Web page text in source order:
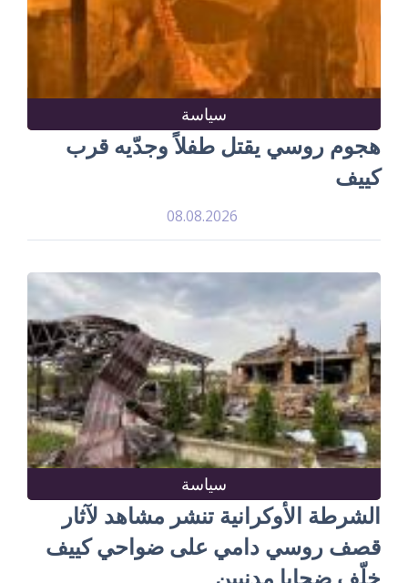
سياسة
هجوم روسي يقتل طفلاً وجدّيه قرب
كييف
08.08.2026
سياسة
الشرطة الأوكرانية تنشر مشاهد لآثار
قصف روسي دامي على ضواحي كييف
خلّف ضحايا مدنيين